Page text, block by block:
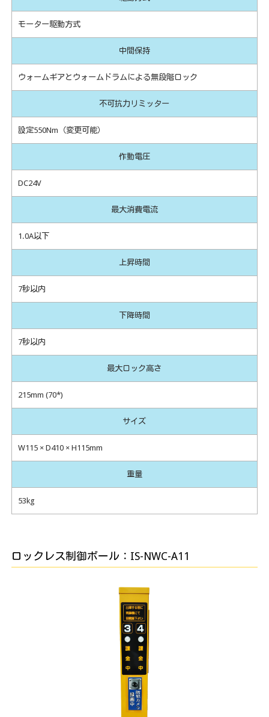
モーター駆動方式
中間保持
ウォームギアとウォームドラムによる無段階ロック
不可抗力リミッター
設定550Nm（変更可能）
作動電圧
DC24V
最大消費電流
1.0A以下
上昇時間
7秒以内
下降時間
7秒以内
最大ロック高さ
215mm (70*)
サイズ
W115 × D410 × H115mm
重量
53kg
ロックレス制御ボール：IS-NWC-A11